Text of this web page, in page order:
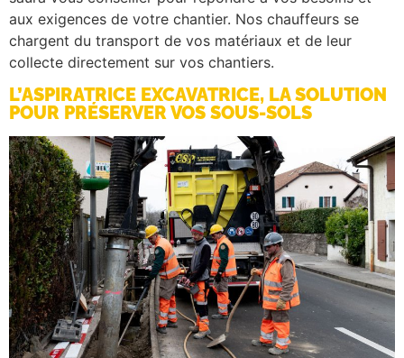
aux exigences de votre chantier. Nos chauffeurs se
chargent du transport de vos matériaux et de leur
collecte directement sur vos chantiers.
L’ASPIRATRICE EXCAVATRICE, LA SOLUTION
POUR PRÉSERVER VOS SOUS-SOLS